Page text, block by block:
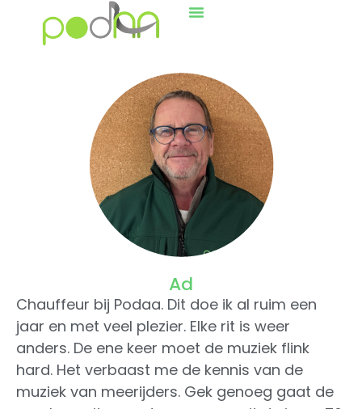
Ad
Chauffeur bij Podaa. Dit doe ik al ruim een
jaar en met veel plezier. Elke rit is weer
anders. De ene keer moet de muziek flink
hard. Het verbaast me de kennis van de
muziek van meerijders. Gek genoeg gaat de